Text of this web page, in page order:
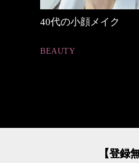
40代の小顔メイク
BEAUTY
【登録